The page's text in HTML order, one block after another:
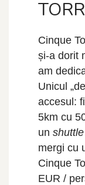
Cinque
și-a dorit
am
Unicul
accesul:
5km cu
un
mergi cu
Cinque
EUR /